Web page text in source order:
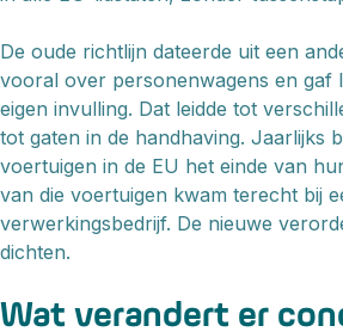
De oude richtlijn dateerde uit een
vooral over personenwagens en gaf
eigen invulling. Dat leidde tot
tot gaten in de handhaving. Jaarlijks
voertuigen in de EU het einde van
van die voertuigen kwam terecht bij
verwerkingsbedrijf. De nieuwe
dichten.
Wat verandert er